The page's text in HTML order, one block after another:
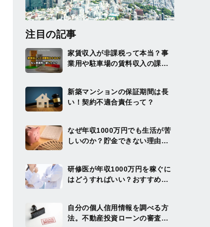
注目の記事
家賃収入が非課税って本当？事
業用や駐車場の賃料収入の課税
新築マンションの保証期間は長
い！契約不適合責任って？
なぜ年収1000万円でも生活が苦
しいのか？貯金できない理由と
研修医が年収1000万円を稼ぐに
はどうすればいい？おすすめの
自分の個人信用情報を調べる方
法。不動産投資ローンの審査を